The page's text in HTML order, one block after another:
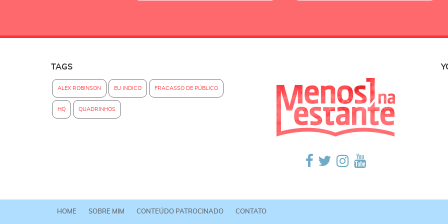
TAGS
ALEX ROBINSON EU INDICO FRACASSO DE PÚBLICO
HQ QUADRINHOS
HOME SOBRE MIM CONTEÚDO PATROCINADO CONTATO